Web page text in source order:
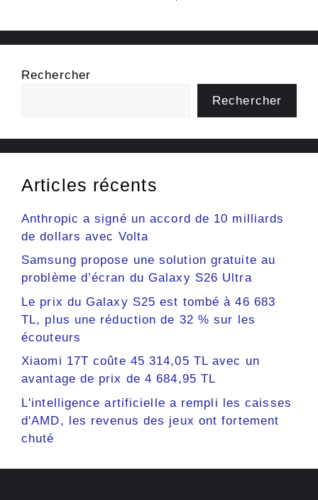
Rechercher
Rechercher
Articles récents
Anthropic a signé un accord de 10 milliards
de dollars avec Volta
Samsung propose une solution gratuite au
problème d’écran du Galaxy S26 Ultra
Le prix du Galaxy S25 est tombé à 46 683
TL, plus une réduction de 32 % sur les
écouteurs
Xiaomi 17T coûte 45 314,05 TL avec un
avantage de prix de 4 684,95 TL
L'intelligence artificielle a rempli les caisses
d'AMD, les revenus des jeux ont fortement
chuté